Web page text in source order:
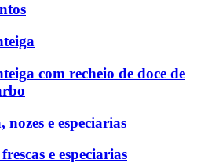
com recheio de doce de
e especiarias
e especiarias